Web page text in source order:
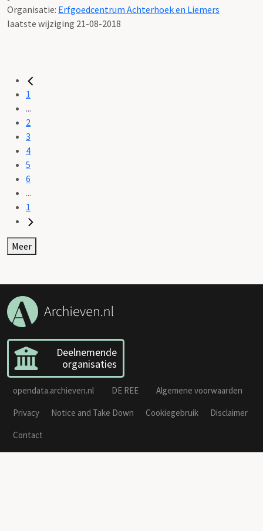
Organisatie: Erfgoedcentrum Achterhoek en Liemers
laatste wijziging 21-08-2018
1
...
2
3
4
5
6
...
1
Meer
Deelnemende
organisaties
opendata.archieven.nl DE REE
Algemene voorwaarden
Privacy
Notice and Take Down Cookiegebruik
Disclaimer
Contact